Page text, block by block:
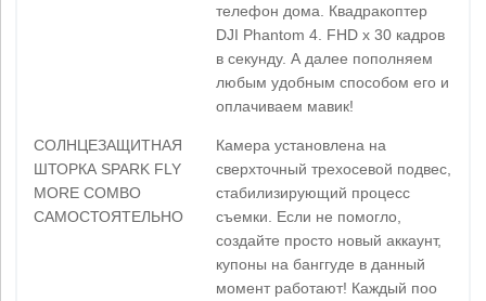
телефон дома. Квадракоптер
DJI Phantom 4. FHD x 30 кадров
в секунду. А далее пополняем
любым удобным способом его и
оплачиваем мавик!
СОЛНЦЕЗАЩИТНАЯ
ШТОРКА SPARK FLY
MORE COMBO
САМОСТОЯТЕЛЬНО
Камера установлена на
сверхточный трехосевой подвес,
стабилизирующий процесс
съемки. Если не помогло,
создайте просто новый аккаунт,
купоны на банггуде в данный
момент работают! Каждый поо